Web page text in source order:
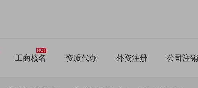
工商核名 资质代办 外资注册 公司注销